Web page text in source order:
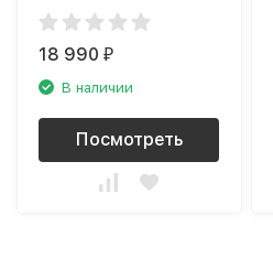
видео Loupedeck+, Black
18 990₽
В наличии
Посмотреть